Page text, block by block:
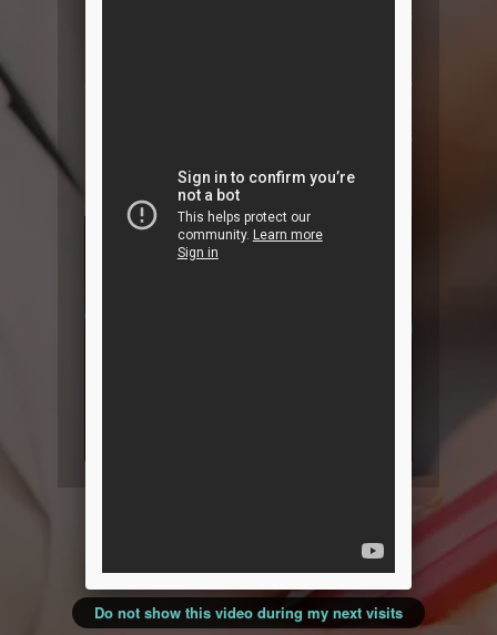
además de muchos recursos
Hipertensión!
Do not show this video during my next visits